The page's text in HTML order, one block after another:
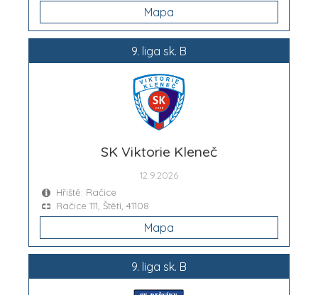
Mapa
9. liga sk. B
SK Viktorie Kleneč
12.9.2026
Hřiště: Račice
Račice 111, Štětí, 41108
Mapa
9. liga sk. B